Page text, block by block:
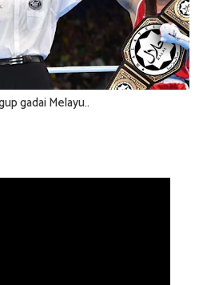
gadai Melayu..